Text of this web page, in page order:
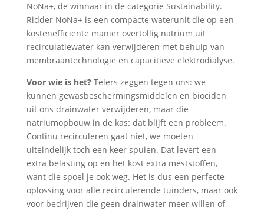
NoNa+, de winnaar in de categorie Sustainability.
Ridder NoNa+ is een compacte waterunit die op een
kostenefficiënte manier overtollig natrium uit
recirculatiewater kan verwijderen met behulp van
membraantechnologie en capacitieve elektrodialyse.
Voor wie is het?Telers zeggen tegen ons: we
kunnen gewasbeschermingsmiddelen en biociden
uit ons drainwater verwijderen, maar die
natriumopbouw in de kas: dat blijft een probleem.
Continu recirculeren gaat niet, we moeten
uiteindelijk toch een keer spuien. Dat levert een
extra belasting op en het kost extra meststoffen,
want die spoel je ook weg. Het is dus een perfecte
oplossing voor alle recirculerende tuinders, maar ook
voor bedrijven die geen drainwater meer willen of